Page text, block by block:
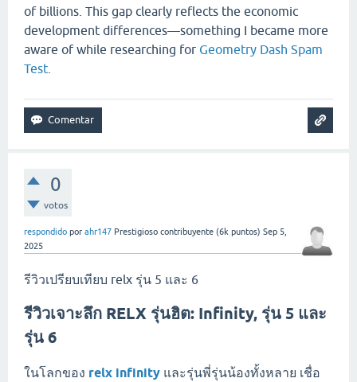
of billions. This gap clearly reflects the economic
development differences—something I became more
aware of while researching for Geometry Dash Spam
Test
0
votos
respondido por ahr147 Prestigioso contribuyente (6k puntos) Sep 5,
2025
รีวิวเปรียบเทียบ relx รุ่น 5 และ 6
รีวิวเจาะลึก RELX รุ่นฮิต: Infinity, รุ่น 5 และ
รุ่น 6
ในโลกของ relx infinity และรุ่นพี่รุ่นน้องทั้งหลาย เชื่อ